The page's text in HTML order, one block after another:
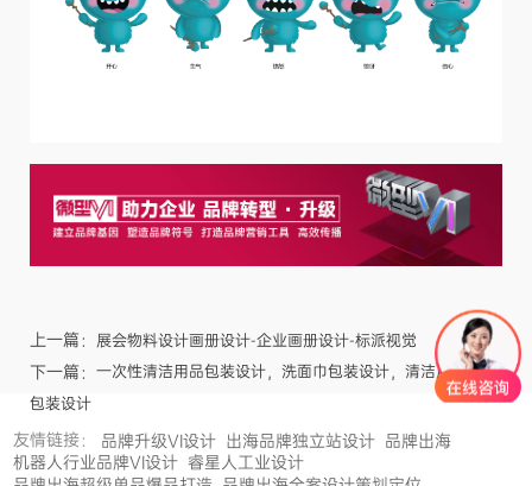
上一篇： 展会物料设计画册设计-企业画册设计-标派视觉
下一篇： 一次性清洁用品包装设计，洗面巾包装设计，清洁用品创意
包装设计
友情链接： 品牌升级VI设计 出海品牌独立站设计 品牌出海
机器人行业品牌VI设计 睿星人工业设计